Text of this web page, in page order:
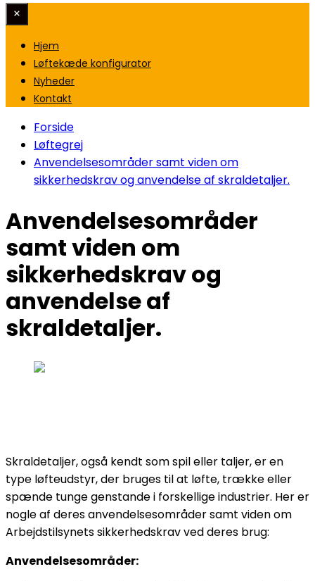
Hjem
Løftekæde konfigurator
Nyheder
Kontakt
Forside
Løftegrej
Anvendelsesområder samt viden om
sikkerhedskrav og anvendelse af skraldetaljer.
Anvendelsesområder
samt viden om
sikkerhedskrav og
anvendelse af
skraldetaljer.
Skraldetaljer, også kendt som spil eller taljer, er en
type løfteudstyr, der bruges til at løfte, trække eller
spænde tunge genstande i forskellige industrier. Her er
nogle af deres anvendelsesområder samt viden om
Arbejdstilsynets sikkerhedskrav ved deres brug:
Anvendelsesområder: